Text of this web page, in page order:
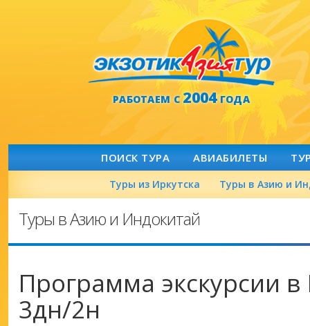
РАБОТАЕМ С2004ГОДА
ПОИСК ТУРА АВИАБИЛЕТЫ
Туры из Иркутска Туры в Азию и
Туры в Азию и Индокитай
Программа экскурсии
3дн/2н